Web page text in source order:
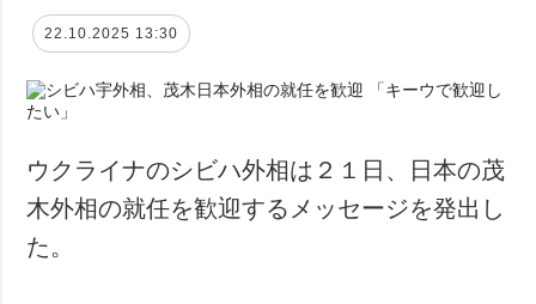
22.10.2025 13:30
ウクライナのシビハ外相は２１日、日本の茂
木外相の就任を歓迎するメッセージを発出し
た。